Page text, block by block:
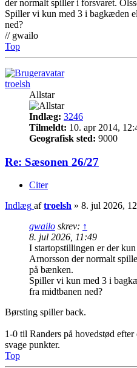
der normalt spiller i forsvaret.
Spiller vi kun med 3 i bagkæden
ned?
// gwailo
Top
troelsh
Allstar
Indlæg: 3246
Tilmeldt: 10. apr 2014,
Geografisk sted: 9000
Re: Sæsonen 26/27
Citer
Indlæg aftroelsh » 8. jul 2026,
gwailo skrev: ↑
8. jul 2026, 11:49
I startopstillingen er der
Arnorsson der normalt
på bænken.
Spiller vi kun med 3 i
fra midtbanen ned?
Børsting spiller back.
1-0 til Randers på hovedstød
svage punkter.
Top